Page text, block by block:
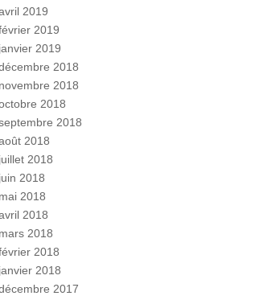
2019
2019
janvier 2019
2018
novembre 2018
2018
2018
2018
juillet 2018
juin 2018
mai 2018
2018
mars 2018
2018
janvier 2018
2017